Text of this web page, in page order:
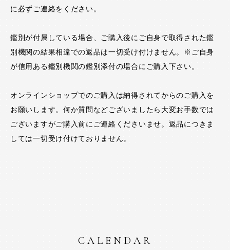
に必ずご連絡をください。
鑑別が付属している場合、ご購入後にご自身で取得された鑑
別機関の結果相違での返品は一切受け付けません。※ご自身
が信用ある鑑別機関の鑑別添付の場合にご購入下さい。
オンラインショップでのご購入は納得されてからのご購入を
お願いします。何か質問などございましたら大変お手数では
ございますがご購入前にご連絡くださいませ。返品につきま
しては一切受け付けておりません。
CALENDAR